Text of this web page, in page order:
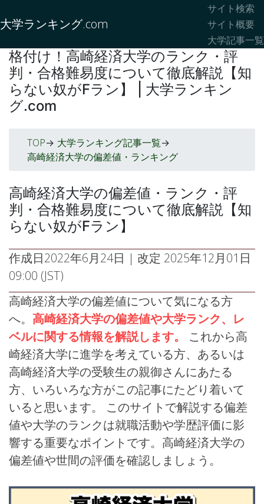
大学ランキング.com
サイト検索
サイト概要
大学記事一覧
格付け！高崎経済大学のランク・評
判・合格難易度について徹底解説【知
らない奴がFラン】 | 大学ランキン
グ.com
TOP-> 大学ランキング記事一覧->
高崎経済大学の偏差値・ランキング
高崎経済大学の偏差値・ランク・評
判・合格難易度について徹底解説【知
らない奴がFラン】
作成日2022年6月24日 | 改定 2025年12月01日
09:00 (JST)
高崎経済大学の偏差値について気になる方
へ。 高崎経済大学の偏差値や大学ランク、レ
ベルに関する情報を解説します。
これから高
崎経済大学に進学を考えている方、あるいは
高崎経済大学の受験生の親御さんにあたる
方、いろいろな方がこの記事にたどり着いて
いると思います。 このサイトで解説する偏差
値や大学のランクは就職活動や学歴評価に影
響する重要なポイントです。高崎経済大学の
偏差値や世間の評価を確認しましょう。